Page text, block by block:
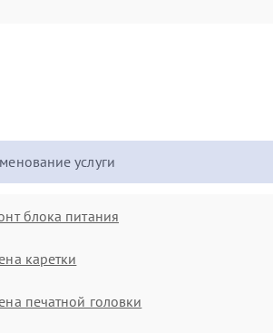
услуги
блока питания
каретки
печатной головки